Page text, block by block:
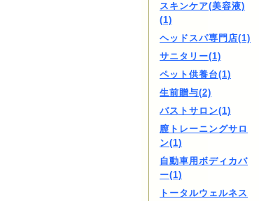
スキンケア(美容液)
(1)
ヘッドスパ専門店(1)
サニタリー(1)
ペット供養台(1)
生前贈与(2)
バストサロン(1)
膣トレーニングサロ
ン(1)
自動車用ボディカバ
ー(1)
トータルウェルネス